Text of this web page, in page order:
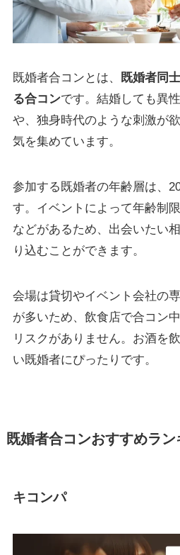
既婚者合コンとは、
既婚者同
る合コンです。結婚しても異
や、独身時代のような刺激が
気を集めています。
参加する既婚者の年齢層は、
す。イベントによって年齢制
などがあるため、出会いたい
り込むことができます。
会場は貸切やイベント会社の
が多いため、飲食店で合コン
リスクがありません。お酒を
い既婚者にぴったりです。
既婚者合コンおすすめラン
キコンパ